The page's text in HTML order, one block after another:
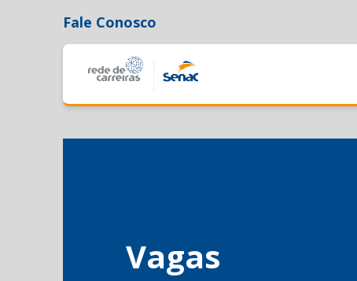
Fale Conosco
Vagas